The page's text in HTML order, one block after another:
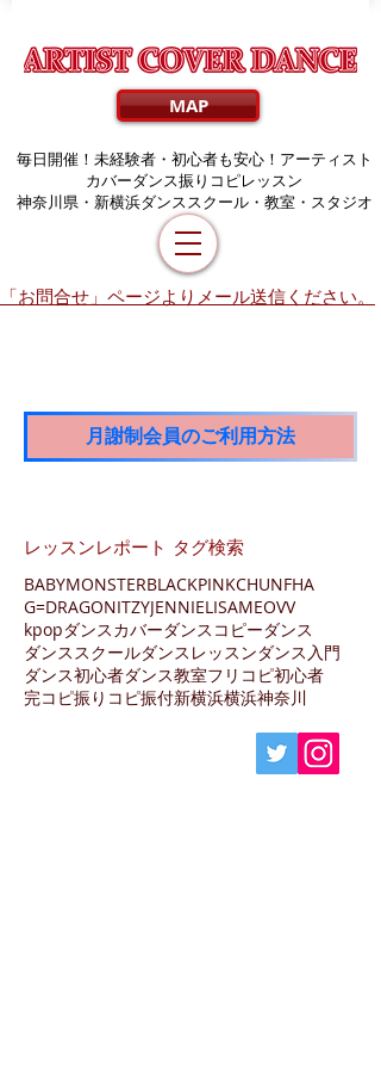
「お問合せ」ページよりメール送信ください。
毎日開催！未経験者・初心者も安心！アーティスト
カバーダンス振りコピレッスン
​神奈川県・新横浜ダンススクール・教室・スタジオ
MAP
月謝制会員のご利用方法
レッスンレポート タグ検索
BABYMONSTERBLACKPINKCHUNFHA
G=DRAGONITZYJENNIELISAMEOVV
kpopダンスカバーダンス コピーダンス
ダンススクールダンスレッスンダンス入門
ダンス初心者ダンス教室フリコピ初心者
完コピ振りコピ振付新横浜横浜神奈川